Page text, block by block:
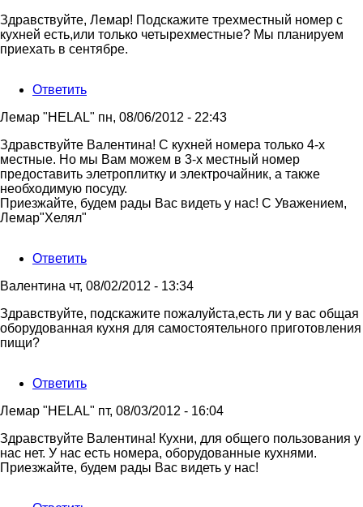
Здравствуйте, Лемар! Подскажите трехместный номер с
кухней есть,или только четырехместные? Мы планируем
приехать в сентябре.
Ответить
Лемар "HELAL" пн, 08/06/2012 - 22:43
Ответ
на
Здравствуйте,
Лемар!
от
Валентина
Здравствуйте Валентина! С кухней номера только 4-х
местные. Но мы Вам можем в 3-х местный номер
предоставить элетроплитку и электрочайник, а также
необходимую посуду.
Приезжайте, будем рады Вас видеть у нас! С Уважением,
Лемар"Хелял"
Ответить
Валентина чт, 08/02/2012 - 13:34
Здравствуйте, подскажите пожалуйста,есть ли у вас общая
оборудованная кухня для самостоятельного приготовления
пищи?
Ответить
Лемар "HELAL" пт, 08/03/2012 - 16:04
Ответ
на
Здравствуйте,
Здравствуйте Валентина! Кухни, для общего пользования у
нас нет. У нас есть номера, оборудованные кухнями.
Приезжайте, будем рады Вас видеть у нас!